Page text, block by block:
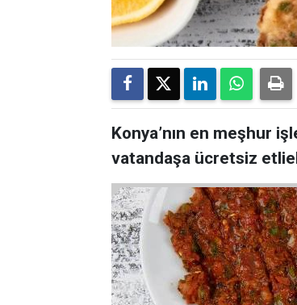
Konya’nın en meşhur
vatandaşa ücretsiz